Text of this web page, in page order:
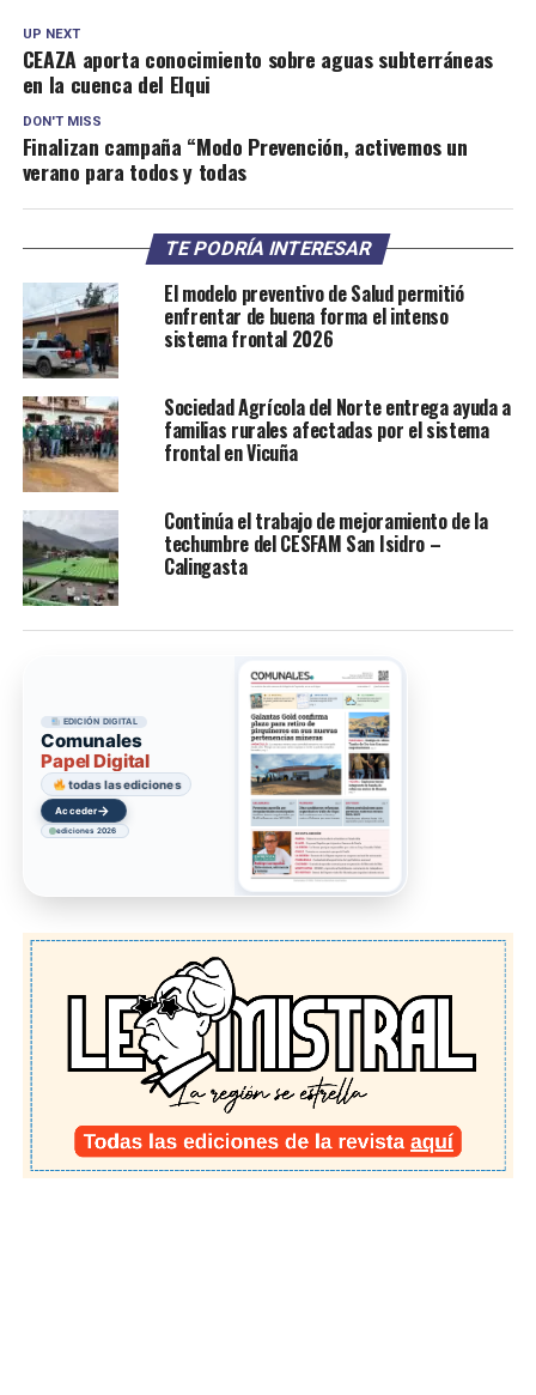
UP NEXT
CEAZA aporta conocimiento sobre aguas subterráneas
en la cuenca del Elqui
DON'T MISS
Finalizan campaña “Modo Prevención, activemos un
verano para todos y todas
TE PODRÍA INTERESAR
El modelo preventivo de Salud permitió
enfrentar de buena forma el intenso
sistema frontal 2026
Sociedad Agrícola del Norte entrega ayuda a
familias rurales afectadas por el sistema
frontal en Vicuña
Continúa el trabajo de mejoramiento de la
techumbre del CESFAM San Isidro –
Calingasta
EDICIÓN DIGITAL
Comunales
Papel Digital
todas las ediciones
Acceder→
ediciones 2026